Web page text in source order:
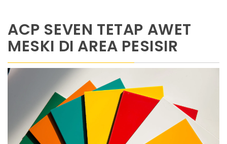
ACP SEVEN TETAP AWET
MESKI DI AREA PESISIR